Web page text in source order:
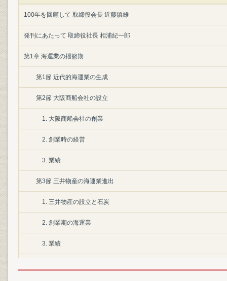
100年を回顧して 取締役会長 近藤鎮雄
発刊にあたって 取締役社長 相浦紀一郎
第1章 海運業の揺籃期
第1節 近代的海運業の生成
第2節 大阪商船会社の設立
1. 大阪商船会社の創業
2. 創業時の経営
3. 業績
第3節 三井物産の海運業進出
1. 三井物産の設立と石炭
2. 創業期の海運業
3. 業績